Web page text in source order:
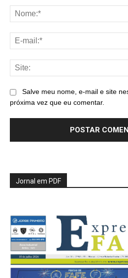
Salve meu nome, e-mail e site
próxima vez que eu comentar.
Jornal em PDF